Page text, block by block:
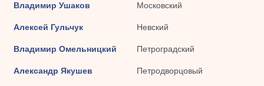
Владимир Ушаков Московский
Алексей Гульчук Невский
Владимир Омельницкий Петроградский
Александр Якушев Петродворцовый